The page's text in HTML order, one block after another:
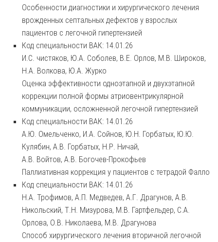
Особенности диагностики и хирургического лечения
врожденных септальных дефектов у взрослых
пациентов с легочной гипертензией
Код специальности ВАК: 14.01.26
И.С. чистяков, Ю.А. Соболев, В.Е. Орлов, М.В. Широков,
Н.А. Волкова, Ю.А. Журко
Оценка эффективности одноэтапной и двухэтапной
коррекции полной формы атриовентрикулярной
коммуникации, осложненной легочной гипертензией
Код специальности ВАК: 14.01.26
А.Ю. Омельченко, И.А. Сойнов, Ю.Н. Горбатых, Ю.Ю.
Кулябин, А.В. Горбатых, Н.Р. Ничай,
А.В. Войтов, А.В. Богочев-Прокофьев
Паллиативная коррекция у пациентов с тетрадой Фалло
Код специальности ВАК: 14.01.26
Н.А. Трофимов, А.П. Медведев, А.Г. Драгунов, А.В.
Никольский, Т.Н. Мизурова, М.В. Гартфельдер, С.А.
Орлова, О.В. Николаева, М.В. Драгунова
Способ хирургического лечения вторичной легочной